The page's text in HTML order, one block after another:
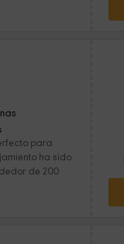
para
ha sido
de 200